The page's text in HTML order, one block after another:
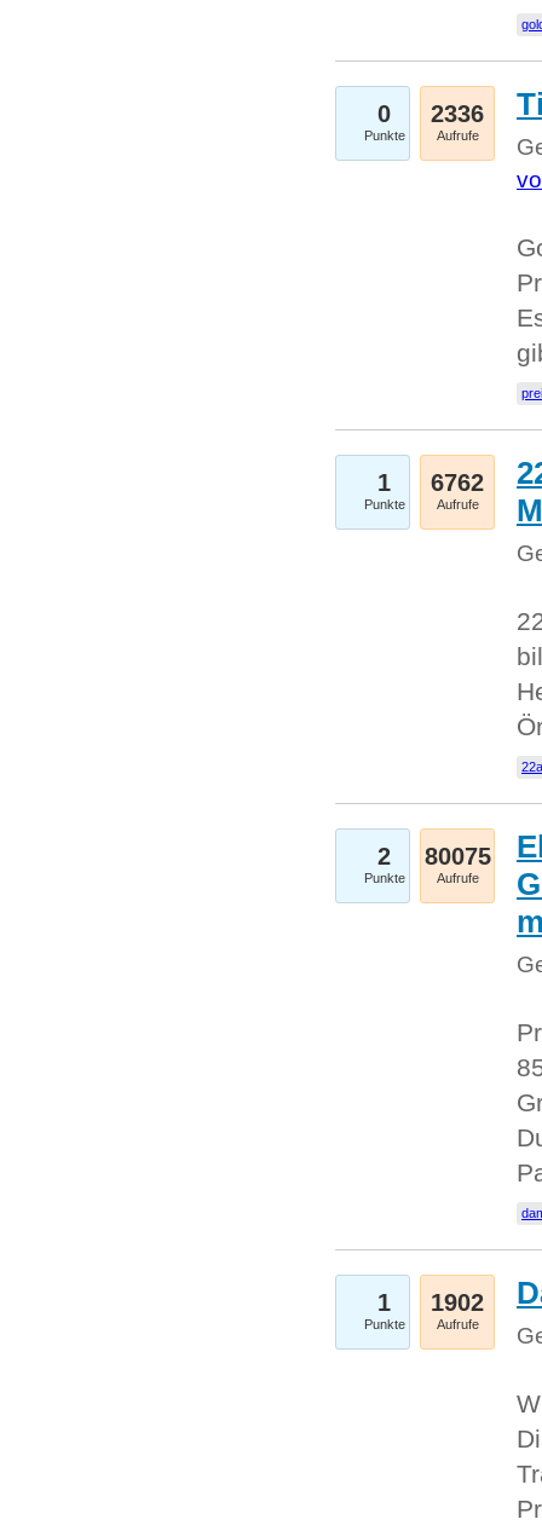
0
Punkte
2336
Aufrufe
1
Punkte
6762
Aufrufe
2
Punkte
80075
Aufrufe
1
Punkte
1902
Aufrufe